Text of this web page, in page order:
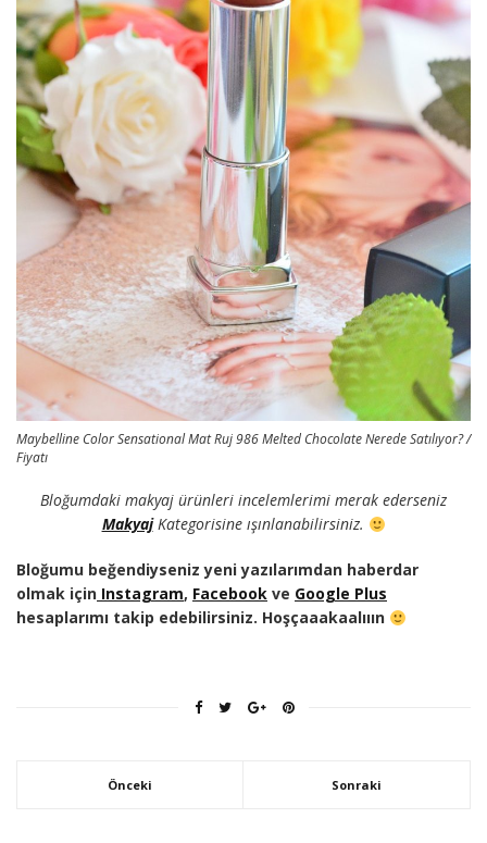
Maybelline Color Sensational Mat Ruj 986 Melted Chocolate Nerede Satılıyor? /
Fiyatı
Bloğumdaki makyaj ürünleri incelemlerimi merak ederseniz
MakyajKategorisine ışınlanabilirsiniz.
Bloğumu beğendiyseniz yeni yazılarımdan haberdar
olmak için Instagram, Facebook ve Google Plus
hesaplarımı takip edebilirsiniz. Hoşçaaakaalııın
Önceki Sonraki